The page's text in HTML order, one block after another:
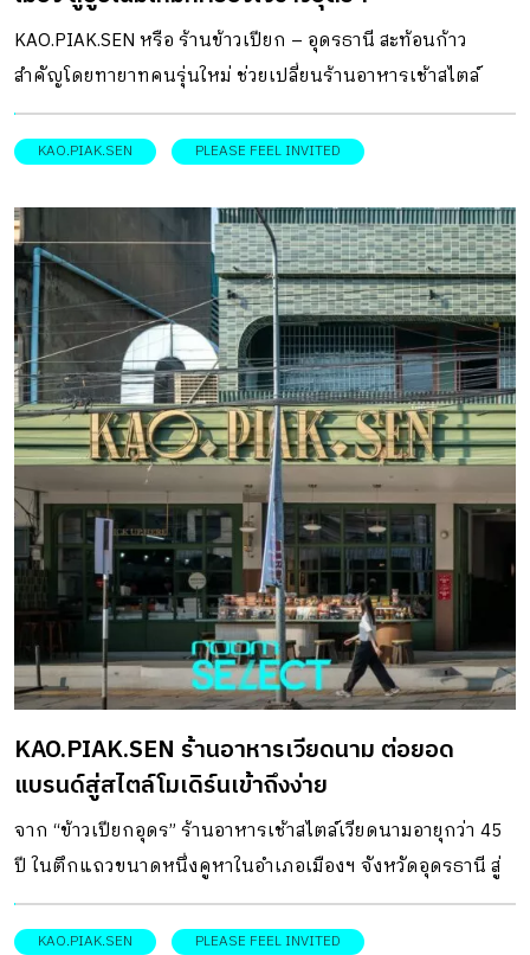
KAO.PIAK.SEN หรือ ร้านข้าวเปียก – อุดรธานี สะท้อนก้าว
สำคัญโดยทายาทคนรุ่นใหม่ ช่วยเปลี่ยนร้านอาหารเช้าสไตล์
เวียดนาม ที่ครองใจชาวอุดรฯ มานานกว่า 40 ปี ให้มีดีไซน์ใหม่ดู
ร่วมสมัยถูกใจลูกค้าเก่าและใหม่ ก่อนเติบโตสู่สาขากรุงเทพฯ
เวียดนามที่ขายเมนูไข่กระทะ ขนมปังเวียดนาม และเมนูเด่น
อย่างข้าวเปียกเส้น ซึ่งเปิดให้บริการอยู่ในตึกแถวขนาดหนึ่ง
คูหาในอำเภอเมืองฯ จังหวัดอุดรธานี มาตั้งแต่ปี พ.ศ.2503 หรือ
กว่า 45 ปี แต่เนื่องจากข้อจำกัดด้านพื้นที่แบบตึกแถว ทำให้ไม่
ตอบโจทย์ทั้งให้แง่ของผู้ให้บริการและลูกค้าที่เพิ่มมากขึ้น
ประกอบกับทายาทรุ่นใหม่ต้องการยกระดับจากร้านอาหารเช้า
ท้องถิ่นสู่การเป็นร้านอาหารเวียดนามสไตล์โมเดิร์นที่ดูร่วมสมัย
มีอัตลักษณ์ชัดเจน และสามารถต่อยอดแบรนด์ให้รับรู้ได้ในวง
กว้าง นำมาสู่การย้ายร้านไปยังฝั่งตรงข้ามเป็นตึกแถวขนาด 3
คูหา และเปลี่ยนชื่อร้านเป็น “KAO.PIAK.SEN” หรือ “ข้าวเปียก
เส้น” ตามชื่อเมนูชูโรง ภายใต้การดูแลพัฒนาโดยกลุ่มเจ้าของ
ร้านรุ่นหลานผู้เป็นนักออกแบบในเวลาเดียวกัน CHALLENGES
การเปลี่ยนภาพจำที่สั่งสมมานานกว่า 45 ปี ให้ยังคงความคุ้น
เคยกับกลุ่มลูกค้าเก่าและสร้างความรู้จักกับกลุ่มลูกค้าใหม่ จึง
เป็นความท้าทายที่เจ้าของต้องใช้เวลาปรับแบรนด์นานถึง 1 ปี
ครึ่ง โดยเริ่มจากการปรับภาพลักษณ์อาหารผ่านภาพบน
โปสเตอร์แล้วนำไปแปะตามผนังของร้านเก่า และการปรับ
แพ็คเกจจิ้งสินค้าด้วยการผสมผสานโลโก้รุ่นเก่าและรุ่นใหม่เข้า
กับผลิตภัณฑ์ภายในร้าน เสริมด้วยการแทรกสี CI (Corporate
KAO.PIAK.SEN PLEASE FEEL INVITED
KAO.PIAK.SEN ร้านอาหารเวียดนาม ต่อยอด
แบรนด์สู่สไตล์โมเดิร์นเข้าถึงง่าย
จาก “ข้าวเปียกอุดร” ร้านอาหารเช้าสไตล์เวียดนามอายุกว่า 45
ปี ในตึกแถวขนาดหนึ่งคูหาในอำเภอเมืองฯ จังหวัดอุดรธานี สู่
KAO.PIAK.SEN หรือ “ข้าวเปียกเส้น” ร้านอาหารเวียดนามสไตล์
โมเดิร์นปรุงรสงานออกแบบได้เข้มข้นไม่แพ้การพัฒนาเมนู
KAO.PIAK.SEN PLEASE FEEL INVITED